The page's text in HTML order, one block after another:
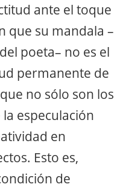
ante el toque
que su mandala –
poeta– no es el
permanente de
no sólo son los
especulación
en
Esto es,
de